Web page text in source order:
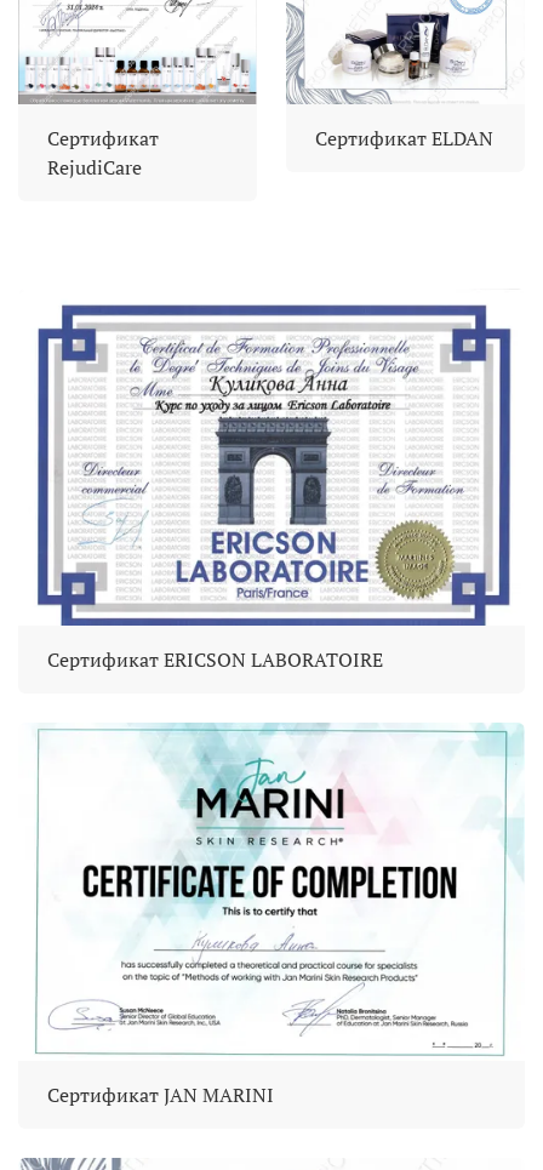
Сертификат
RejudiCare
Сертификат ELDAN
Сертификат ERICSON LABORATOIRE
Сертификат JAN MARINI